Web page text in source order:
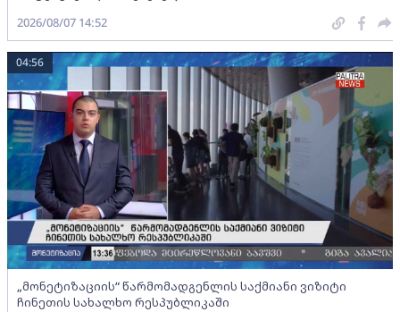
2026/08/07 14:52
„მონეტიზაციის“ წარმომადგენლის საქმიანი ვიზიტი
ჩინეთის სახალხო რესპუბლიკაში
04:56